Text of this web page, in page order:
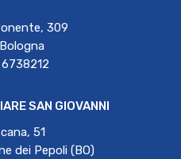
309
6738212
SAN GIOVANNI
51
dei Pepoli (BO)